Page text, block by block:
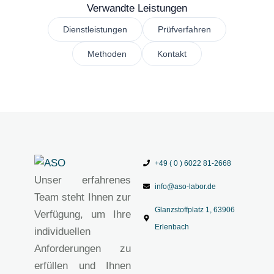
Verwandte Leistungen
Dienstleistungen Prüfverfahren
Methoden Kontakt
Unser erfahrenes
Team steht Ihnen zur
Verfügung, um Ihre
individuellen
Anforderungen zu
erfüllen und Ihnen
+49 ( 0 ) 6022 81-2668
info@aso-labor.de
Glanzstoffplatz 1, 63906
Erlenbach